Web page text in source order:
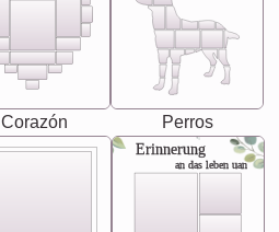
Corazón Perros
Erinnerung
an das leben uan